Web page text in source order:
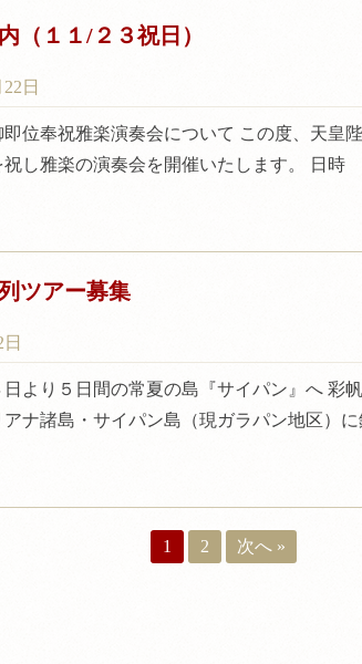
１１/２３祝日）
日
即位奉祝雅楽演奏会について この度、天皇
祝し雅楽の演奏会を開催いたします。 日
ツアー募集
日より５日間の常夏の島『サイパン』へ 彩
アナ諸島・サイパン島（現ガラパン地区）
1 2 次へ »